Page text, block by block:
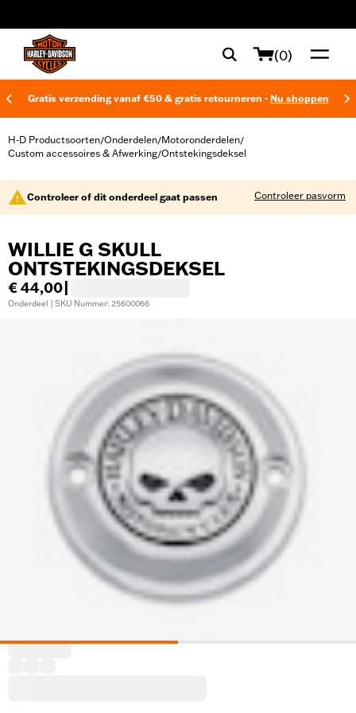
(0)
Gratis verzending vanaf €50 & gratis retourneren - Nu shoppen
H-D Productsoorten/Onderdelen/Motoronderdelen/
Custom accessoires & Afwerking/Ontstekingsdeksel
Controleer of dit onderdeel gaat passen Controleer pasvorm
WILLIE G SKULL
ONTSTEKINGSDEKSEL
€ 44,00
Onderdeel | SKU Nummer: 25600066